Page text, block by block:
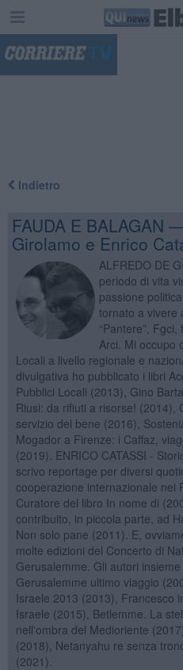
Indietro
FAUDA E BALAGAN
Girolamo e Enrico
ALFREDO DE
periodo di vita
passione
tornato a vivere
“Pantere”,
Arci. Mi occupo
Locali a livello regionale e
divulgativa ho pubblicato i libri
Pubblici Locali (2013), Gino
Riusi: da rifiuti a risorse! (2014),
servizio del bene (2016),
Mogador a Firenze: i Caffaz,
(2019). ENRICO CATASSI -
scrivo reportage per diversi
cooperazione internazionale nei
Curatore del libro In nome di
contribuito, in piccola parte, ad
Non solo pane (2011). E,
molte edizioni del Concerto di
Gerusalemme. Gli autori
Gerusalemme ultimo viaggio
Israele 2013 (2013), Francesco
Israele (2015), Betlemme. La
nell'ombra del Medioriente
(2018), Netanyahu re senza
(2021).